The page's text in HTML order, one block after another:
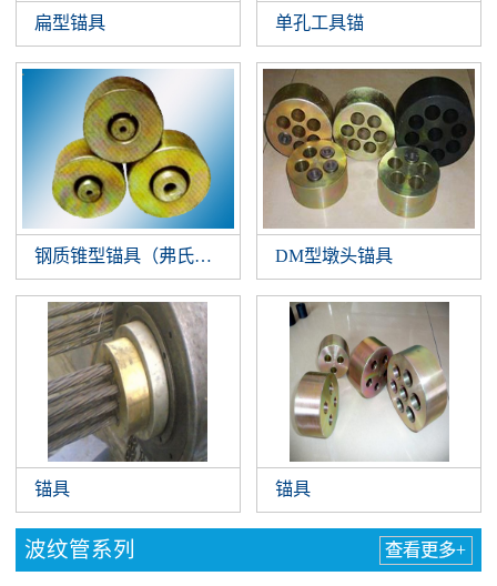
扁型锚具 单孔工具锚
钢质锥型锚具（弗氏锚） DM型墩头锚具
锚具 锚具
波纹管系列 查看更多+